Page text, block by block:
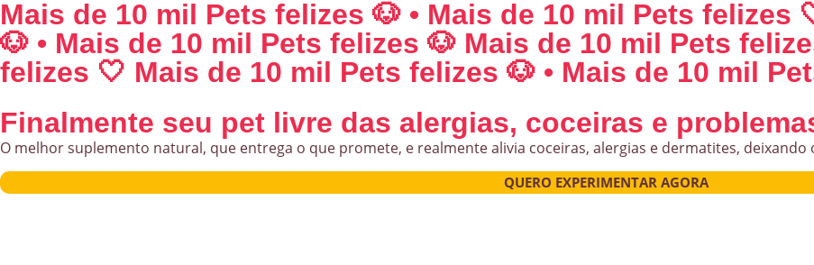
Mais de 10 mil Pets felizes 🐶 • Mais de 10 mil Pets felizes
🐶 • Mais de 10 mil Pets felizes 🐶 Mais de 10 mil Pets
felizes 🤍 Mais de 10 mil Pets felizes 🐶 • Mais de 10 mil
Finalmente seu pet livre das alergias, coceiras e
O melhor suplemento natural, que entrega o que promete, e realmente alivia coceiras, alergias e dermatites,
QUERO EXPERIMENTAR AGORA